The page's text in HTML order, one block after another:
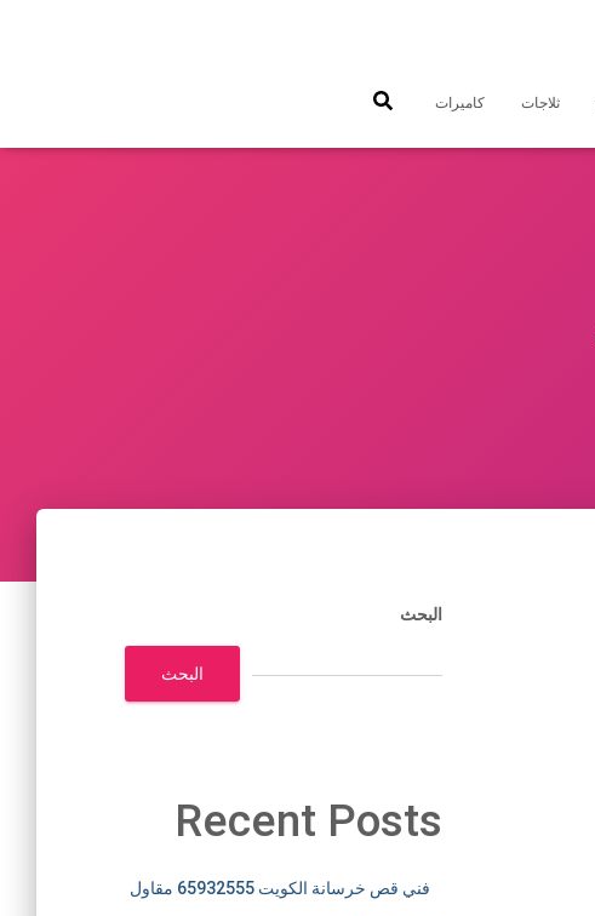
ثلاجات كاميرات
البحث
البحث
Recent Posts
فني قص خرسانة الكويت 65932555 مقاول